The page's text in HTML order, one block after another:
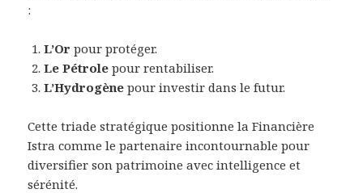
:
L’Or pour protéger.
Le Pétrole pour rentabiliser.
L’Hydrogène pour investir dans le futur.
Cette triade stratégique positionne la Financière
Istra comme le partenaire incontournable pour
diversifier son patrimoine avec intelligence et
sérénité.